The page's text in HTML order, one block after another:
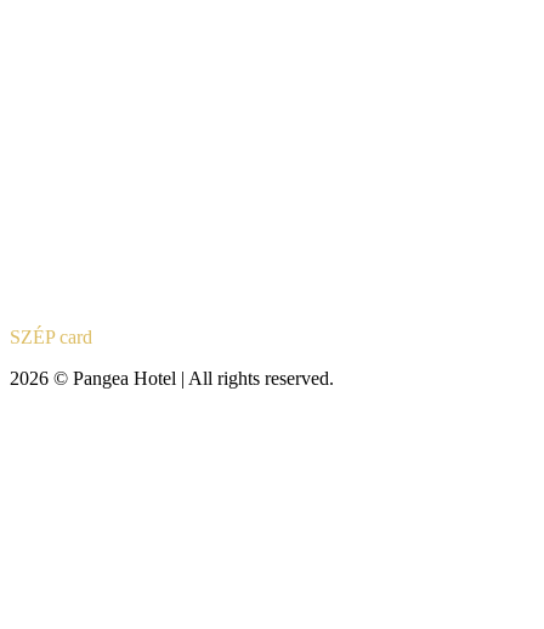
SZÉP card
2026 © Pangea Hotel | All rights reserved.